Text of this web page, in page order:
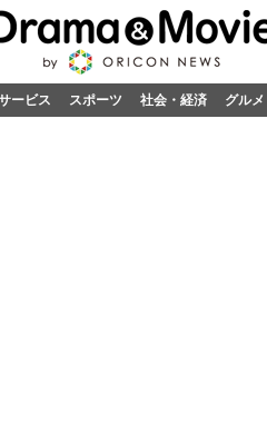
ービス スポーツ 社会・経済 グルメ